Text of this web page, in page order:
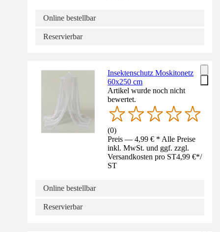
Online bestellbar
Reservierbar
Insektenschutz Moskitonetz
60x250 cm
Artikel wurde noch nicht
bewertet.
(0)
Preis — 4,99 € * Alle Preise
inkl. MwSt. und ggf. zzgl.
Versandkosten pro ST4,99 €*/
ST
Online bestellbar
Reservierbar